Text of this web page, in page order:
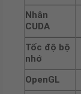
Nhân
CUDA
Tốc độ bộ
nhớ
OpenGL